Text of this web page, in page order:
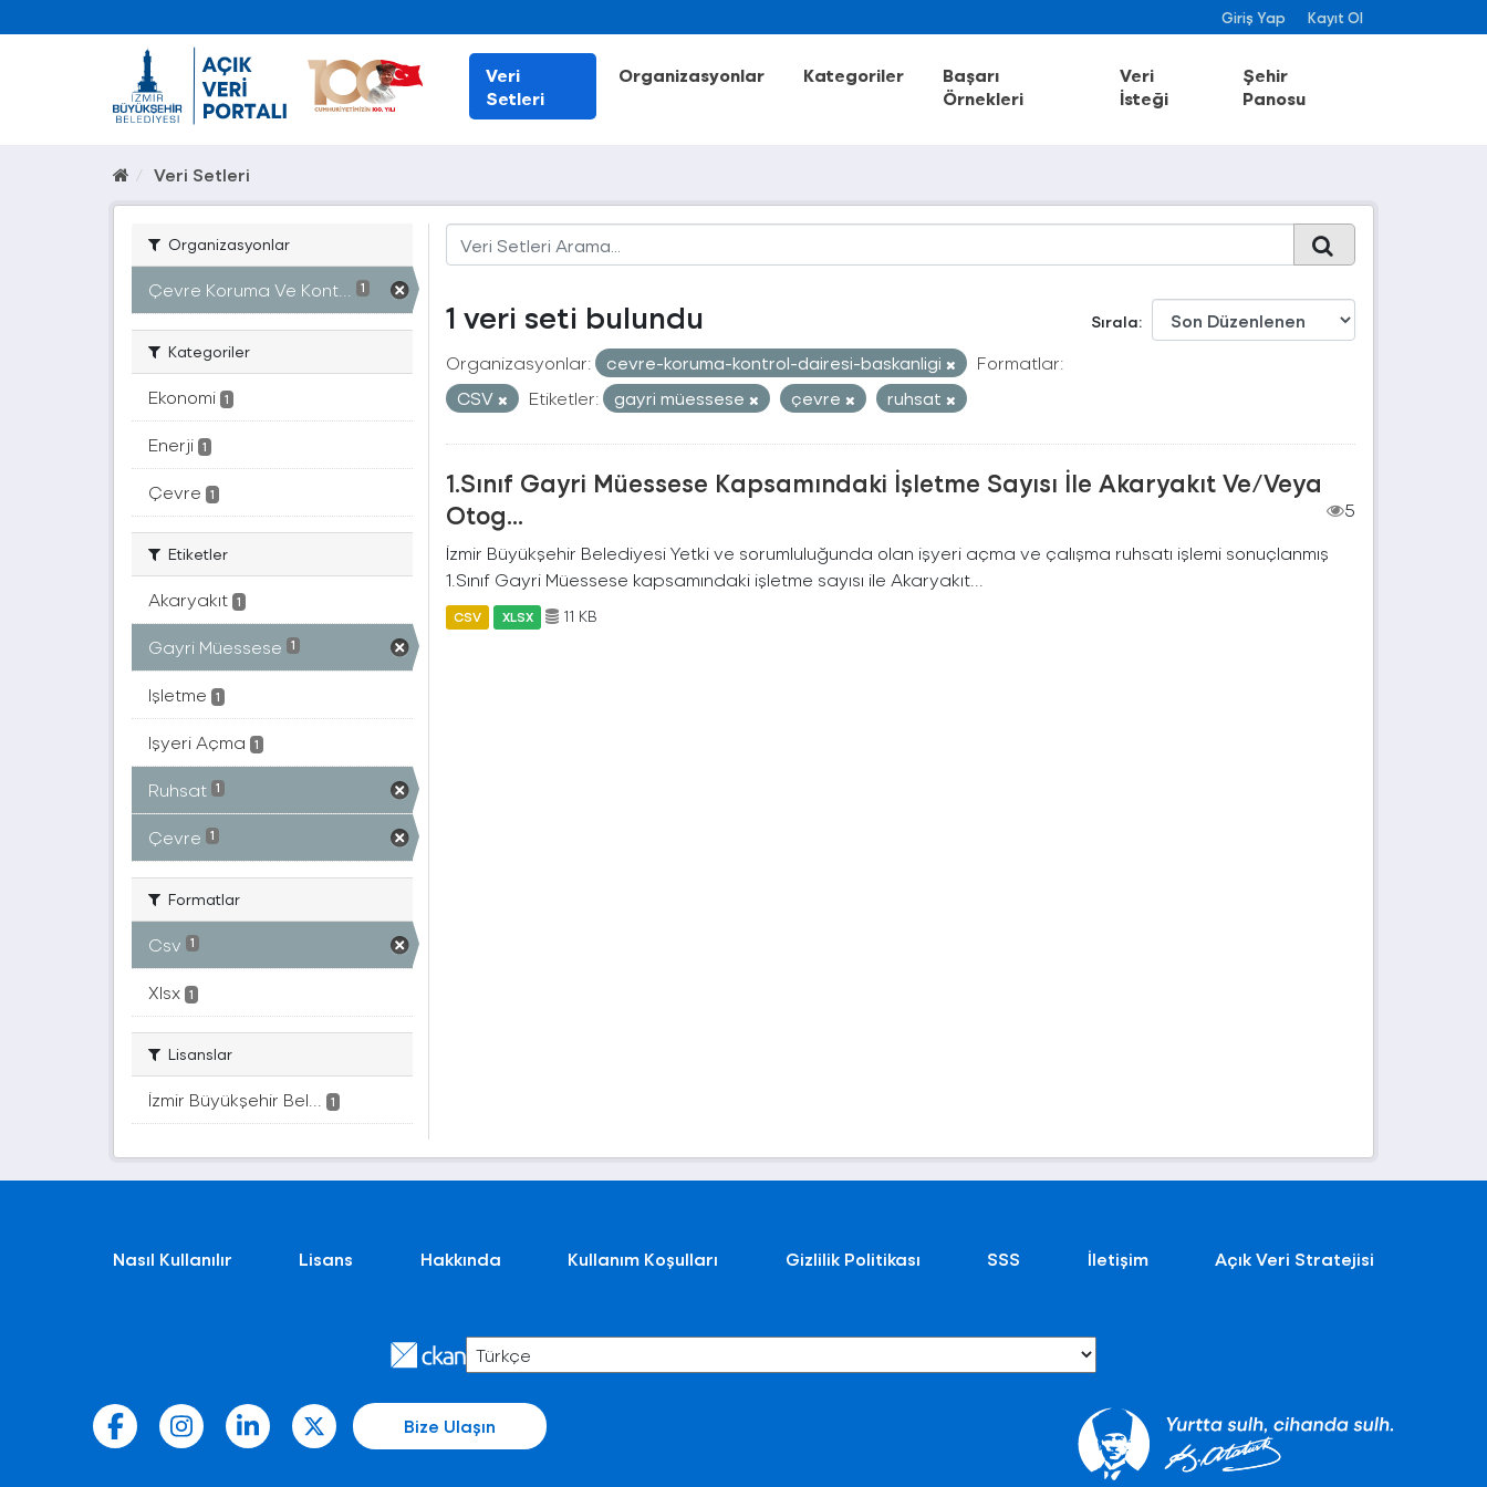
Giriş Yap Kayıt Ol
Veri
Setleri
Organizasyonlar Kategoriler
Başarı
Örnekleri
Veri
İsteği
Şehir
Panosu
Veri Setleri
Organizasyonlar
Çevre Koruma Ve Kont... 1
Kategoriler
Ekonomi 1
Enerji 1
Çevre 1
Etiketler
Akaryakıt 1
Gayri Müessese 1
Işletme 1
Işyeri Açma 1
Ruhsat 1
Çevre 1
Formatlar
Csv 1
Xlsx 1
Lisanslar
İzmir Büyükşehir Bel... 1
Sırala
1 veri seti bulundu
Organizasyonlar: cevre-koruma-kontrol-dairesi-baskanligi
Formatlar:
CSV
Etiketler: gayri müessese çevre ruhsat
1.Sınıf Gayri Müessese Kapsamındaki İşletme Sayısı İle Akaryakıt Ve/Veya
Otog...
5
İzmir Büyükşehir Belediyesi Yetki ve sorumluluğunda olan işyeri açma ve çalışma ruhsatı işlemi sonuçlanmış
1.Sınıf Gayri Müessese kapsamındaki işletme sayısı ile Akaryakıt...
CSV XLSX 11 KB
Nasıl Kullanılır Lisans Hakkında Kullanım Koşulları Gizlilik Politikası SSS İletişim Açık Veri Stratejisi
Bize Ulaşın